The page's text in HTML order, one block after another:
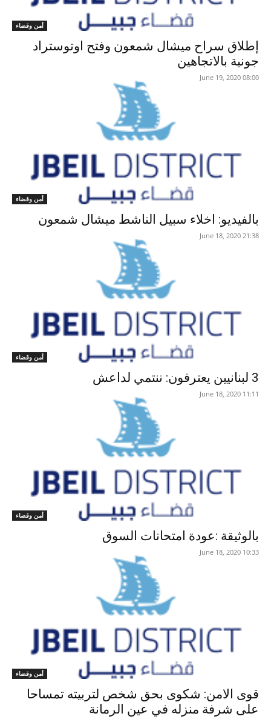
أمن وقضاء
إطلاق سراح ميشال شمعون وفتح اوتوستراد
جونية بالاتجاهين
08:00 2020 ,June 19
أمن وقضاء
بالفيديو: اخلاء سبيل الناشط ميشال شمعون
21:38 2020 ,June 18
أمن وقضاء
3 لبنانيين يعترفون: ننتمي لداعش
11:11 2020 ,June 18
أمن وقضاء
بالوثيقة :عودة امتحانات السوق
10:33 2020 ,June 18
أمن وقضاء
قوى الامن: شكوى بحق شخص لتربيته تمساحا
على شرفة منزله في عين الرمانة